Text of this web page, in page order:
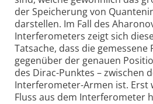
der Speicherung von
darstellen. Im Fall des
Interferometers zeigt sich
Tatsache, dass die
gegenüber der genauen
des Dirac-Punktes – zwischen
Interferometer-Armen ist. Erst
Fluss aus dem Interferometer